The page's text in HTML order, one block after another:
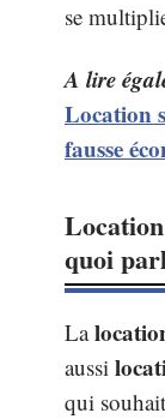
se
A lire
Location
fausse
quoi
La
aussi
qui